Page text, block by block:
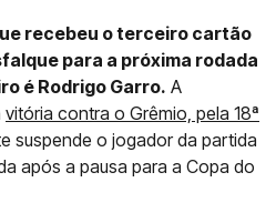
recebeu o terceiro cartão
para a próxima rodada
é Rodrigo Garro. A
vitória contra o Grêmio, pela 18ª
suspende o jogador da partida
após a pausa para a Copa do